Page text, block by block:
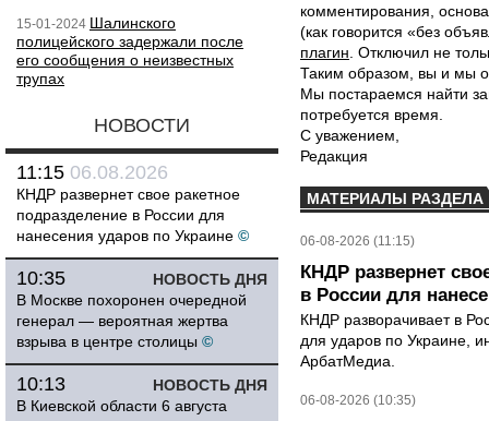
15-01-2024 Шалинского
полицейского задержали после
его сообщения о неизвестных
трупах
НОВОСТИ
11:15 06.08.2026
КНДР развернет свое ракетное
подразделение в России для
нанесения ударов по Украине ©
НОВОСТЬ ДНЯ
10:35
В Москве похоронен очередной
генерал — вероятная жертва
взрыва в центре столицы ©
НОВОСТЬ ДНЯ
10:13
В Киевской области 6 августа
комментирования,
(как говорится «без
плагин . Отключил не
Таким образом, вы и мы
Мы постараемся найти
потребуется время.
С уважением,
Редакция
МАТЕРИАЛЫ РАЗДЕЛА
06-08-2026 (11:15)
КНДР развернет
в России для
КНДР разворачивает в
для ударов по Украине,
АрбатМедиа.
06-08-2026 (10:35)